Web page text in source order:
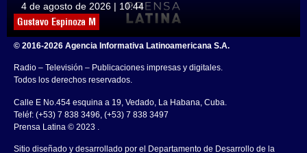
4 de agosto de 2026 | 10:44
Gustavo Espinoza M
© 2016-2026 Agencia Informativa Latinoamericana S.A.
Radio – Televisión – Publicaciones impresas y digitales.
Todos los derechos reservados.
Calle E No.454 esquina a 19, Vedado, La Habana, Cuba.
Teléf: (+53) 7 838 3496, (+53) 7 838 3497
Prensa Latina © 2023 .
Sitio diseñado y desarrollado por el Departamento de Desarrollo de la